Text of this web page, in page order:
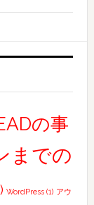
の事
までの
WordPress(1) アウ